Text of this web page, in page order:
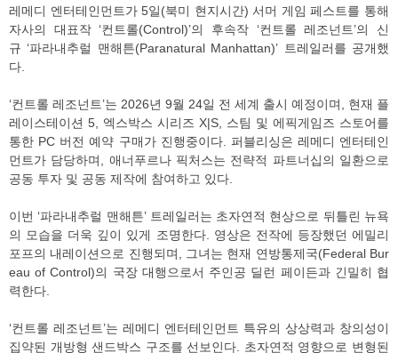
레메디 엔터테인먼트가 5일(북미 현지시간) 서머 게임 페스트를 통해
자사의 대표작 ‘컨트롤(Control)’의 후속작 ‘컨트롤 레조넌트’의 신
규 ‘파라내추럴 맨해튼(Paranatural Manhattan)’ 트레일러를 공개했
다.
‘컨트롤 레조넌트’는 2026년 9월 24일 전 세계 출시 예정이며, 현재 플
레이스테이션 5, 엑스박스 시리즈 X|S, 스팀 및 에픽게임즈 스토어를
통한 PC 버전 예약 구매가 진행중이다. 퍼블리싱은 레메디 엔터테인
먼트가 담당하며, 애너푸르나 픽처스는 전략적 파트너십의 일환으로
공동 투자 및 공동 제작에 참여하고 있다.
이번 ‘파라내추럴 맨해튼’ 트레일러는 초자연적 현상으로 뒤틀린 뉴욕
의 모습을 더욱 깊이 있게 조명한다. 영상은 전작에 등장했던 에밀리
포프의 내레이션으로 진행되며, 그녀는 현재 연방통제국(Federal Bur
eau of Control)의 국장 대행으로서 주인공 딜런 페이든과 긴밀히 협
력한다.
‘컨트롤 레조넌트’는 레메디 엔터테인먼트 특유의 상상력과 창의성이
집약된 개방형 샌드박스 구조를 선보인다. 초자연적 영향으로 변형된